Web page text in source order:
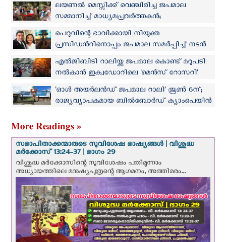
ലയണല്‍ മെസ്സിക്ക് വെഞ്ചിരിച്ച ജപമാല
സമ്മാനിച്ച് മാധ്യമപ്രവർത്തകൻ;
ആലിംഗനത്തിലൂടെ നന്ദി പ്രകടിപ്പിച്ച് താരം
പെറുവിന്റെ ഭാവിക്കായി നിയുക്ത
പ്രസിഡന്‍റിനൊപ്പം ജപമാല സമര്‍പ്പിച്ച് നടന്‍
വെരാസ്റ്റെഗുയി
എല്‍‌ജി‌ബി‌ടി റാലിയ്ക്കു ജപമാല കൊണ്ട് മറുപടി
നല്‍കാന്‍ ഇക്വഡോറിലെ 'മെന്‍സ് റോസറി'
കൂട്ടായ്മ
'ഓൾ അയർലൻഡ് ജപമാല റാലി' ജൂൺ 6ന്;
രാജ്യവ്യാപകമായ ബിൽബോർഡ് ക്യാംപെയിന്‍
More Readings »
സഭാപിതാക്കന്മാരുടെ സുവിശേഷ ഭാഷ്യങ്ങള്‍ | വിശുദ്ധ
മര്‍ക്കോസ് 13:24-37 | ഭാഗം 29
വിശുദ്ധ മര്‍ക്കോസിന്റെ സുവിശേഷം പതിമൂന്നാം
അധ്യായത്തിലെ മനുഷ്യപുത്രന്റെ ആഗമനം, അത്തിമരം...